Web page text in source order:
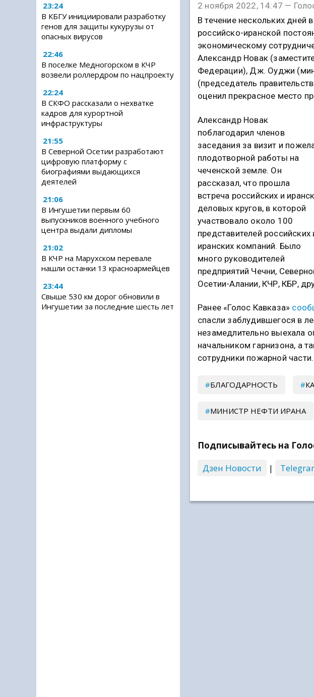
23:24
В КБГУ инициировали разработку
генов для защиты кукурузы от
опасных вирусов
22:46
В поселке Медногорском в КЧР
возвели роллердром по нацпроекту
22:24
В СКФО рассказали о нехватке
кадров для курортной
инфраструктуры
21:55
В Северной Осетии разработают
цифровую платформу с
биографиями выдающихся
деятелей
21:06
В Ингушетии первым 60
выпускников военного учебного
центра выдали дипломы
21:02
В КЧР на Марухском перевале
нашли останки 13 красноармейцев
23:44
Свыше 530 км дорог обновили в
Ингушетии за последние шесть лет
2 ноября 2022, 14:47 —
В течение нескольких дней
российско-иранской
экономическому
Александр Новак
Федерации), Дж. Оуджи
(председатель
оценил прекрасное место
Александр Новак
поблагодарил членов
заседания за визит и
плодотворной работы на
чеченской земле. Он
рассказал, что прошла
встреча российских и
деловых кругов, в которой
участвовало около 100
представителей российских
иранских компаний. Было
много руководителей
предприятий Чечни,
Осетии-Алании, КЧР, КБР,
Ранее «Голос Кавказа»
спасли заблудившегося в
незамедлительно выехала
начальником гарнизона, а
сотрудники пожарной части.
БЛАГОДАРНОСТЬ
МИНИСТР НЕФТИ ИРАНА
Подписывайтесь на
Дзен Новости
|